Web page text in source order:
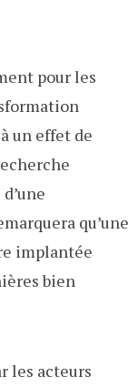
pour les
un effet de
qu’une
implantée
bien
les acteurs